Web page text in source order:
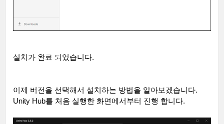
설치가 완료 되었습니다.
이제 버전을 선택해서 설치하는 방법을 알아보겠습니다.
Unity Hub를 처음 실행한 화면에서부터 진행 합니다.